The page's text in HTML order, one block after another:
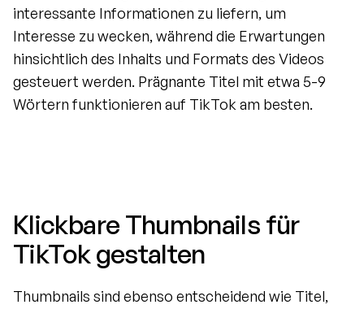
interessante Informationen zu liefern, um
Interesse zu wecken, während die Erwartungen
hinsichtlich des Inhalts und Formats des Videos
gesteuert werden. Prägnante Titel mit etwa 5-9
Wörtern funktionieren auf TikTok am besten.
Klickbare Thumbnails für
TikTok gestalten
Thumbnails sind ebenso entscheidend wie Titel,